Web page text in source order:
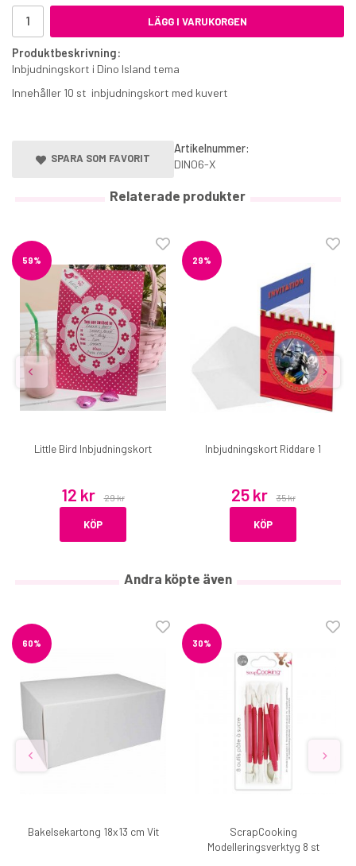
Marsipan rosa 500 g
€5.90
LÄGG I VARUKORGEN
Produktbeskrivning:
Inbjudningskort i Dino Island tema
Innehåller 10 st inbjudningskort med kuvert
SPARA SOM FAVORIT
Artikelnummer:
DINO6-X
Relaterade produkter
59%
Little Bird Inbjudningskort
12 kr 29 kr
KÖP
29%
Inbjudningskort Riddare 1
25 kr 35 kr
KÖP
Andra köpte även
60%
Bakelsekartong 18x13 cm Vit
30%
ScrapCooking
Modelleringsverktyg 8 st